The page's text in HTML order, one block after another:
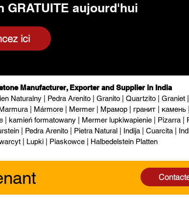
GRATUITE aujourd'hui
ici
Manufacturer, Exporter and Supplier in India
Naturalny | Pedra Arenito | Granito | Quartzito | Graniet |
| Mármore | Mermer | Мрамор | гранит | камень |
kamień formatowany | Mermer lupkiwapienie | Pizarra |
| Pedra Arenito | Pietra Natural | Indija | Cuarcita |
| Lupki | Piaskowce | Halbedelstein Platten